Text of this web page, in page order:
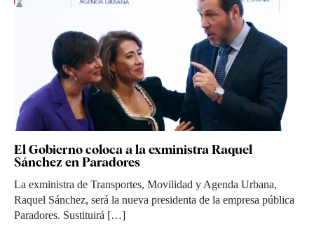
El Gobierno coloca a la exministra Raquel
Sánchez en Paradores
La exministra de Transportes, Movilidad y Agenda Urbana,
Raquel Sánchez, será la nueva presidenta de la empresa pública
Paradores. Sustituirá […]